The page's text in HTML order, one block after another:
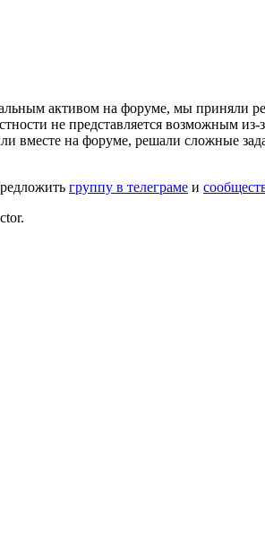
активом на форуме, мы приняли
не представляется возможным из-
вместе на форуме, решали сложные
группу в телеграме и